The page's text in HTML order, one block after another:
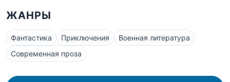
ЖАНРЫ
Фантастика Приключения
Военная литература
Современная проза